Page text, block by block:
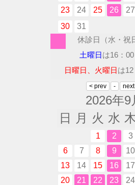
23
24 25 26 27
30
31
休診日（水・祝
土曜日は16：
日曜日、火曜日は
2026年9
日
月 火 水
1 2 3
6
7 8 9 10
13
14 15 16 17
20
21 22 23 24